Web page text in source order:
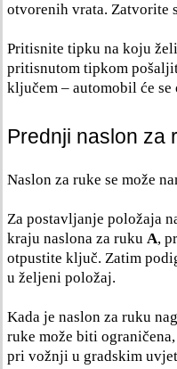
otvorenih vrata. Zatvorite
Pritisnite tipku na koju
pritisnutom tipkom
ključem – automobil će
Prednji naslon za
Naslon za ruke se može
Za postavljanje položaja
kraju naslona za ruku A,
otpustite ključ. Zatim
u željeni položaj.
Kada je naslon za ruku
ruke može biti
pri vožnji u gradskim